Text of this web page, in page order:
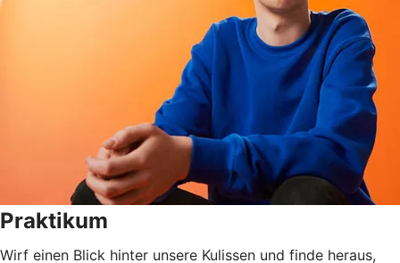
Praktikum
Wirf einen Blick hinter unsere Kulissen und finde heraus,